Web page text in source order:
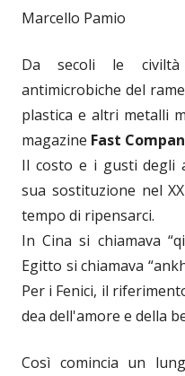
Marcello Pamio
Da secoli le civiltà
antimicrobiche del
plastica e altri metalli
magazine Fast
Il costo e i gusti degli
sua sostituzione nel
tempo di ripensarci.
In Cina si chiamava
Egitto si chiamava
Per i Fenici, il
dea dell'amore e della
Così comincia un